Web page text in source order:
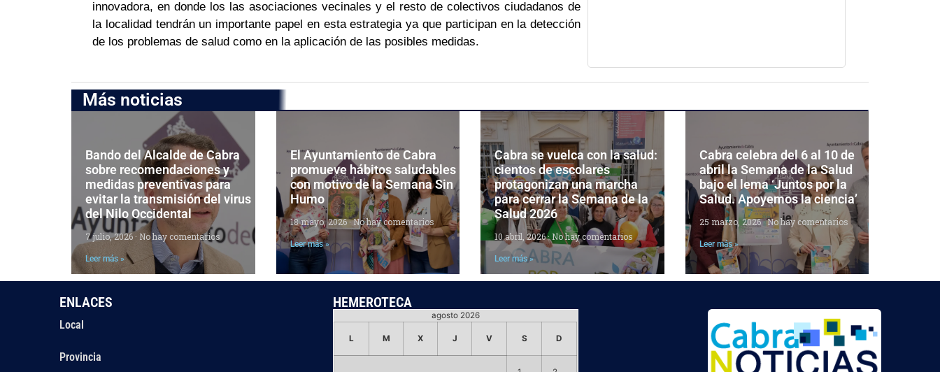
innovadora, en donde los las asociaciones vecinales y el resto de colectivos ciudadanos de
la localidad tendrán un importante papel en esta estrategia ya que participan en la detección
de los problemas de salud como en la aplicación de las posibles medidas.
Más noticias
Bando del Alcalde de Cabra
sobre recomendaciones y
medidas preventivas para
evitar la transmisión del virus
del Nilo Occidental
7 julio, 2026 No hay comentarios
Leer más »
El Ayuntamiento de Cabra
promueve hábitos saludables
con motivo de la Semana Sin
Humo
18 mayo, 2026No hay comentarios
Leer más »
Cabra se vuelca con la salud:
cientos de escolares
protagonizan una marcha
para cerrar la Semana de la
Salud 2026
10 abril, 2026 No hay comentarios
Leer más »
Cabra celebra del 6 al 10 de
abril la Semana de la Salud
bajo el lema ‘Juntos por la
Salud. Apoyemos la ciencia’
25 marzo, 2026No hay comentarios
Leer más »
ENLACES
Local
Provincia
HEMEROTECA
agosto 2026
L M X J V S D